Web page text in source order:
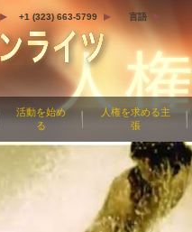
+1 (323) 663-5799 言語
活動を始め
る
人権を求める主
張